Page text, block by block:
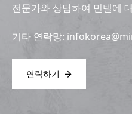
전문가와 상담하여 민텔에
기타 연락망:
연락하기